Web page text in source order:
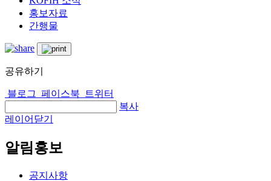
홍보자료
간행물
공유하기
블로그 페이스북
트위터
복사
레이어닫기
알림홍보
공지사항